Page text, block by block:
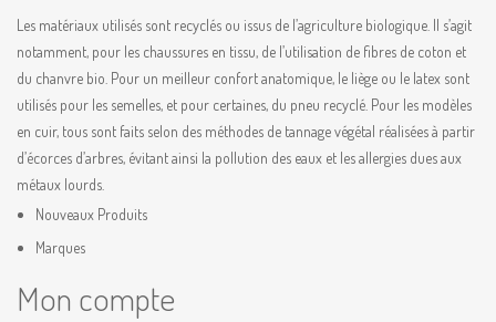
Les matériaux utilisés sont recyclés ou issus de l’agriculture biologique. Il s’agit
notamment, pour les chaussures en tissu, de l’utilisation de fibres de coton et
du chanvre bio. Pour un meilleur confort anatomique, le liège ou le latex sont
utilisés pour les semelles, et pour certaines, du pneu recyclé. Pour les modèles
en cuir, tous sont faits selon des méthodes de tannage végétal réalisées à partir
d’écorces d’arbres, évitant ainsi la pollution des eaux et les allergies dues aux
métaux lourds.
Nouveaux Produits
Marques
Mon compte